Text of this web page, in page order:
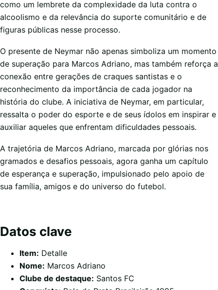
como um lembrete da complexidade da luta contra o
alcoolismo e da relevância do suporte comunitário e de
figuras públicas nesse processo.
O presente de Neymar não apenas simboliza um momento
de superação para Marcos Adriano, mas também reforça a
conexão entre gerações de craques santistas e o
reconhecimento da importância de cada jogador na
história do clube. A iniciativa de Neymar, em particular,
ressalta o poder do esporte e de seus ídolos em inspirar e
auxiliar aqueles que enfrentam dificuldades pessoais.
A trajetória de Marcos Adriano, marcada por glórias nos
gramados e desafios pessoais, agora ganha um capítulo
de esperança e superação, impulsionado pelo apoio de
sua família, amigos e do universo do futebol.
Datos clave
Item: Detalle
Nome: Marcos Adriano
Clube de destaque: Santos FC